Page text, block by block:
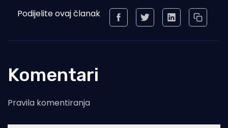
Podijelite ovaj članak
Komentari
Pravila komentiranja